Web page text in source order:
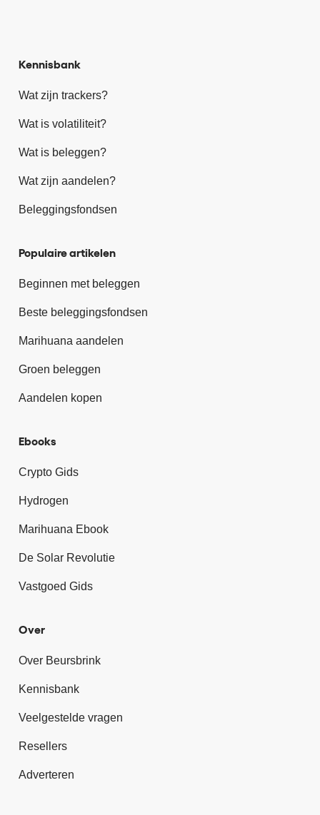
Kennisbank
Wat zijn trackers?
Wat is volatiliteit?
Wat is beleggen?
Wat zijn aandelen?
Beleggingsfondsen
Populaire artikelen
Beginnen met beleggen
Beste beleggingsfondsen
Marihuana aandelen
Groen beleggen
Aandelen kopen
Ebooks
Crypto Gids
Hydrogen
Marihuana Ebook
De Solar Revolutie
Vastgoed Gids
Over
Over Beursbrink
Kennisbank
Veelgestelde vragen
Resellers
Adverteren